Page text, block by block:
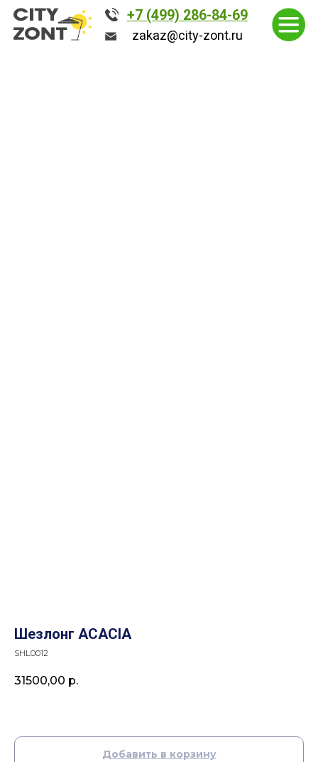
zakaz@city-zont.ru
+7 (499) 286-84-69
zakaz@city-zont.ru
+7 (499) 286-84-69
Шезлонг ACACIA
SHL0012
31500,00 р.
Добавить в корзину